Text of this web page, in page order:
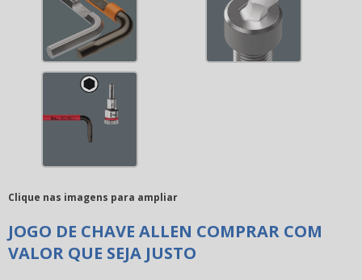
Clique nas imagens para ampliar
JOGO DE CHAVE ALLEN COMPRAR COM
VALOR QUE SEJA JUSTO